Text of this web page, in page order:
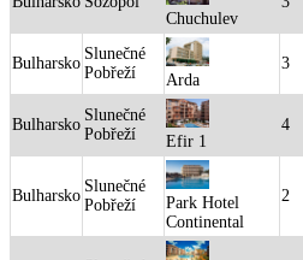
Chuchulev
Bulharsko
Slunečné
Pobřeží
Arda
3
Bulharsko
Slunečné
Pobřeží
Efir 1
4
Bulharsko
Slunečné
Pobřeží
Park Hotel
Continental
2